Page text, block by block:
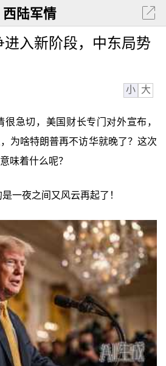
西陆军情
入新阶段，中东局势
小 大
很急切，美国财长专门对外宣布，
为啥特朗普再不访华就晚了？这次
味着什么呢？
一夜之间又风云再起了！